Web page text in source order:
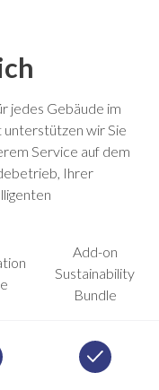
jedes Gebäude im
unterstützen wir Sie
Service auf dem
Ihrer
Add-on
Sustainability
Bundle